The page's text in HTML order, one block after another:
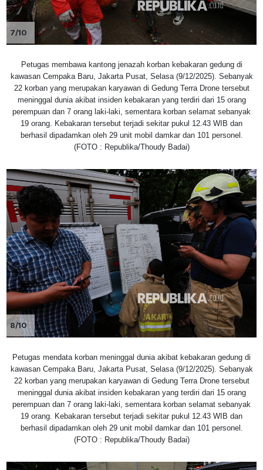
7/10
Petugas membawa kantong jenazah korban kebakaran gedung di
kawasan Cempaka Baru, Jakarta Pusat, Selasa (9/12/2025). Sebanyak
22 korban yang merupakan karyawan di Gedung Terra Drone tersebut
meninggal dunia akibat insiden kebakaran yang terdiri dari 15 orang
perempuan dan 7 orang laki-laki, sementara korban selamat sebanyak
19 orang. Kebakaran tersebut terjadi sekitar pukul 12.43 WIB dan
berhasil dipadamkan oleh 29 unit mobil damkar dan 101 personel.
(FOTO : Republika/Thoudy Badai)
8/10
Petugas mendata korban meninggal dunia akibat kebakaran gedung di
kawasan Cempaka Baru, Jakarta Pusat, Selasa (9/12/2025). Sebanyak
22 korban yang merupakan karyawan di Gedung Terra Drone tersebut
meninggal dunia akibat insiden kebakaran yang terdiri dari 15 orang
perempuan dan 7 orang laki-laki, sementara korban selamat sebanyak
19 orang. Kebakaran tersebut terjadi sekitar pukul 12.43 WIB dan
berhasil dipadamkan oleh 29 unit mobil damkar dan 101 personel.
(FOTO : Republika/Thoudy Badai)